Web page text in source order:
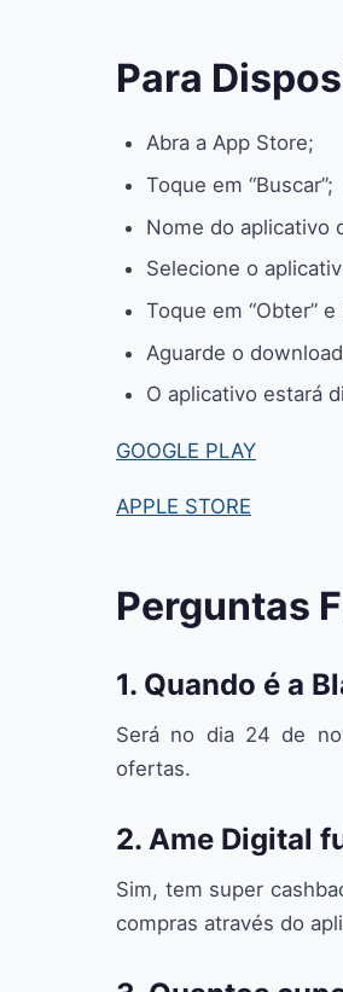
Para
Abra a App Store;
Toque em “Buscar”;
Nome do aplicativo
Selecione o
Toque em “Obter”
Aguarde o
O aplicativo estará
GOOGLE PLAY
APPLE STORE
Perguntas
1. Quando é a
Será no dia 24 de
ofertas.
2. Ame Digital
Sim, tem super
compras através do